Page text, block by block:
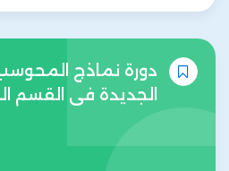
دورة نماذج
الجديدة في القسم